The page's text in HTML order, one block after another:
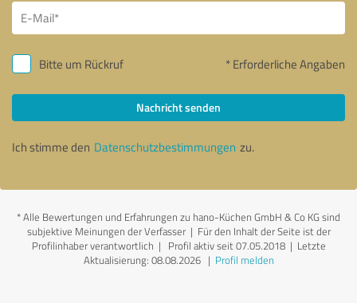
Bitte um Rückruf * Erforderliche Angaben
Nachricht senden
Ich stimme den Datenschutzbestimmungen zu.
*Alle Bewertungen und Erfahrungen zu hano-Küchen GmbH & Co KG sind
subjektive Meinungen der Verfasser | Für den Inhalt der Seite ist der
Profilinhaber verantwortlich | Profil aktiv seit 07.05.2018 | Letzte
Aktualisierung: 08.08.2026| Profil melden